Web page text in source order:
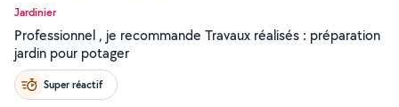
Jardinier
Professionnel , je recommande Travaux réalisés : préparation
jardin pour potager
Super réactif